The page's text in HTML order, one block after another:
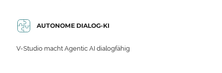
AUTONOME DIALOG-KI
V-Studio macht Agentic AI dialogfähig